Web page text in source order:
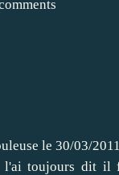
le 30/03/
l'ai toujours dit il